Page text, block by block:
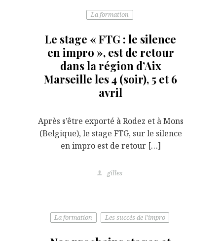
La formation
Le stage « FTG : le silence
en impro », est de retour
dans la région d’Aix
Marseille les 4 (soir), 5 et 6
avril
Après s’être exporté à Rodez et à Mons
(Belgique), le stage FTG, sur le silence
en impro est de retour […]
gilles
La formation Les succès de l'impro